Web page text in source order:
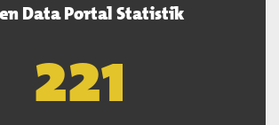
Data Portal Statistik
222